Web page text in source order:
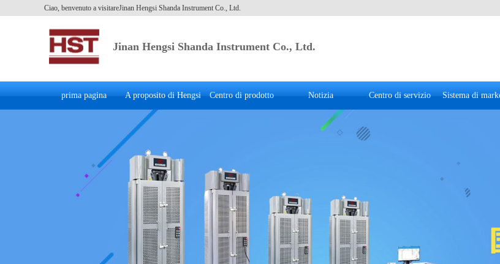
Ciao, benvenuto a visitareJinan Hengsi Shanda Instrument Co., Ltd.
Jinan Hengsi Shanda Instrument Co., Ltd.
prima pagina A proposito di Hengsi Centro di prodotto Notizia Centro di servizio Sistema di